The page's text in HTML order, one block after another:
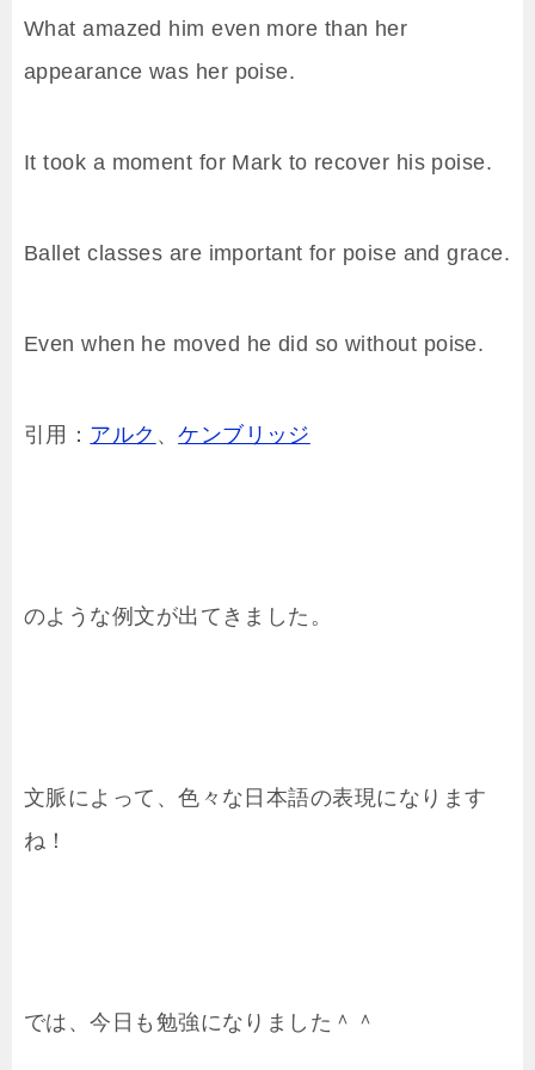
What amazed him even more than her
appearance was her poise.
It took a moment for Mark to recover his poise.
Ballet classes are important for poise and grace.
Even when he moved he did so without poise.
引用： アルク 、ケンブリッジ
のような例文が出てきました。
文脈によって、色々な日本語の表現になります
ね！
では、今日も勉強になりました＾＾